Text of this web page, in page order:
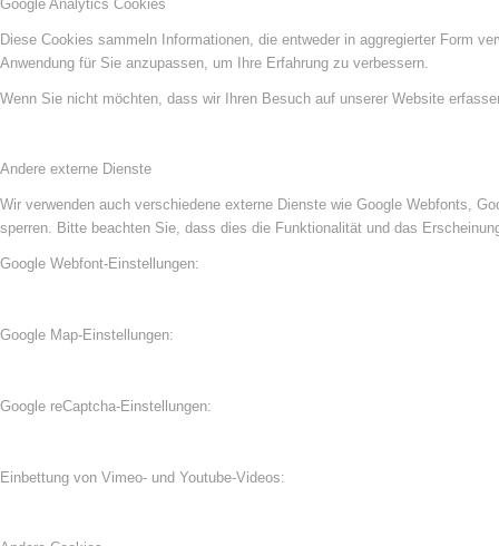
Google Analytics Cookies
Diese Cookies sammeln Informationen, die entweder in aggregierter Form
Anwendung für Sie anzupassen, um Ihre Erfahrung zu verbessern.
Wenn Sie nicht möchten, dass wir Ihren Besuch auf unserer Website
Andere externe Dienste
Wir verwenden auch verschiedene externe Dienste wie Google Webfonts,
sperren. Bitte beachten Sie, dass dies die Funktionalität und das
Google Webfont-Einstellungen:
Google Map-Einstellungen:
Google reCaptcha-Einstellungen:
Einbettung von Vimeo- und Youtube-Videos: